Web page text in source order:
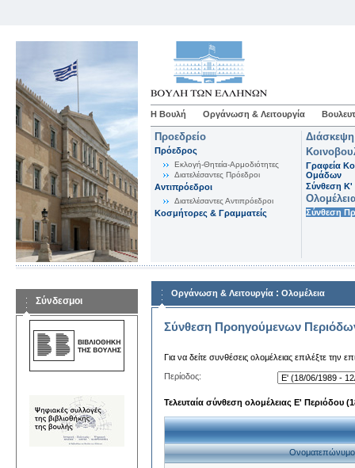
Η Βουλή Οργάνωση & Λειτουργία
Προεδρείο
Πρόεδρος
Εκλογή-Θητεία-Αρμοδιότητες
Διατελέσαντες Πρόεδροι
Αντιπρόεδροι
Διατελέσαντες Αντιπρόεδροι
Κοσμήτορες & Γραμματείς
Γραφεία
Ομάδων
Σύνθεση K'
Σύνθεση
Σύνδεσμοι
Οργάνωση & Λειτουργία : Ολομέλεια
Σύνθεση Προηγούμενων
Για να δείτε συνθέσεις ολομέλειας επιλέξτε την
Περίοδος:
Τελευταία σύνθεση ολομέλειας Ε' Περιόδου
Ονοματεπώνυμο